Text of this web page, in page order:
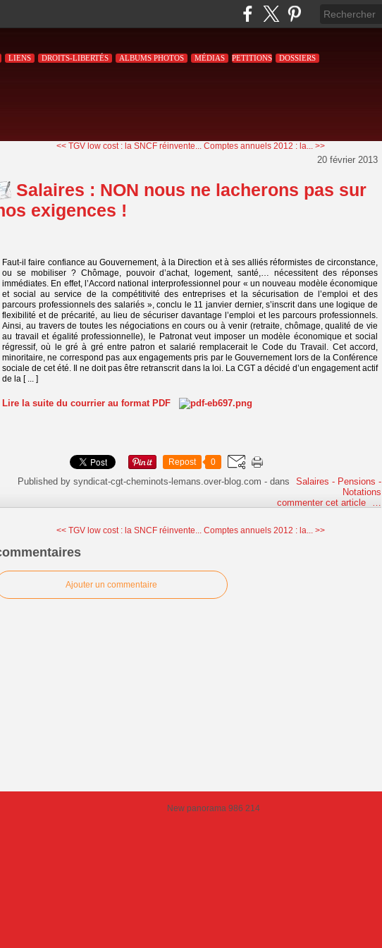
LIENS DROITS-LIBERTÉS ALBUMS PHOTOS MÉDIAS PETITIONS DOSSIERS
<< TGV low cost : la SNCF réinvente... Comptes annuels 2012 : la... >>
20 février 2013
Salaires : NON nous ne lacherons pas sur
exigences !
Faut-il faire confiance au Gouvernement, à la Direction et à ses alliés réformistes de circonstance,
ou se mobiliser ? Chômage, pouvoir d’achat, logement, santé,… nécessitent des réponses
immédiates. En effet, l’Accord national interprofessionnel pour « un nouveau modèle économique
et social au service de la compétitivité des entreprises et la sécurisation de l’emploi et des
parcours professionnels des salariés », conclu le 11 janvier dernier, s’inscrit dans une logique de
flexibilité et de précarité, au lieu de sécuriser davantage l’emploi et les parcours professionnels.
Ainsi, au travers de toutes les négociations en cours ou à venir (retraite, chômage, qualité de vie
au travail et égalité professionnelle), le Patronat veut imposer un modèle économique et social
régressif, où le gré à gré entre patron et salarié remplacerait le Code du Travail. Cet accord,
minoritaire, ne correspond pas aux engagements pris par le Gouvernement lors de la Conférence
sociale de cet été. Il ne doit pas être retranscrit dans la loi. La CGT a décidé d’un engagement actif
de la [ ... ]
Lire la suite du courrier au format PDF
Repost 0
Published by syndicat-cgt-cheminots-lemans.over-blog.com - dans
Salaires - Pensions -
Notations
commenter cet article
<< TGV low cost : la SNCF réinvente... Comptes annuels 2012 : la... >>
Ajouter un commentaire